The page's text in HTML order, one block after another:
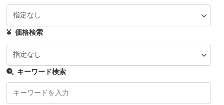
価格検索
キーワード検索